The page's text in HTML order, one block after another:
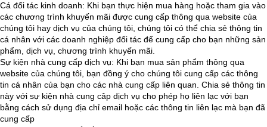
Cá đối tác kinh doanh: Khi bạn thực hiện mua hàng hoặc tham gia vào
các chương trình khuyến mãi được cung cấp thông qua website của
chúng tôi hay dịch vụ của chúng tôi, chúng tôi có thể chia sẻ thông tin
cá nhân với các doanh nghiệp đối tác để cung cấp cho bạn những sản
phẩm, dịch vụ, chương trình khuyến mãi.
Sự kiện nhà cung cấp dịch vụ: Khi bạn mua sản phẩm thông qua
website của chúng tôi, bạn đồng ý cho chúng tôi cung cấp các thông
tin cá nhân của bạn cho các nhà cung cấp liên quan. Chia sẻ thông tin
này với sự kiện nhà cung câp dịch vụ cho phép họ liên lạc với bạn
bằng cách sử dụng địa chỉ email hoặc các thông tin liên lạc mà bạn đã
cung cấp